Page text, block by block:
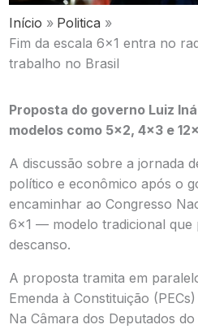
Início
Politica
Fim da escala 6×1 entra no
trabalho no Brasil
Proposta do governo Luiz
modelos como 5×2, 4×3 e
A discussão sobre a jornada
político e econômico após o
encaminhar ao Congresso
6×1 — modelo tradicional que
descanso.
A proposta tramita em
Emenda à Constituição
Na Câmara dos Deputados do